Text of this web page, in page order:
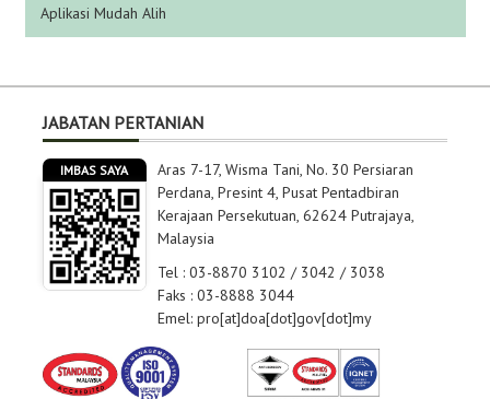
Aplikasi Mudah Alih
JABATAN PERTANIAN
IMBAS SAYA
Aras 7-17, Wisma Tani, No. 30 Persiaran
Perdana, Presint 4, Pusat Pentadbiran
Kerajaan Persekutuan, 62624 Putrajaya,
Malaysia
Tel : 03-8870 3102 / 3042 / 3038
Faks : 03-8888 3044
Emel: pro[at]doa[dot]gov[dot]my